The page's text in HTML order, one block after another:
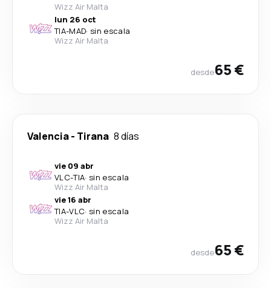
Wizz Air Malta
lun 26 oct
TIA-MAD· sin escala
Wizz Air Malta
desde65 €
Valencia- Tirana 8 días
vie 09 abr
VLC-TIA· sin escala
Wizz Air Malta
vie 16 abr
TIA-VLC· sin escala
Wizz Air Malta
desde65 €